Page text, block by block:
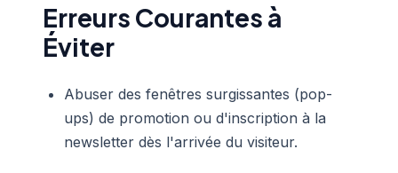
Erreurs Courantes à
Éviter
Abuser des fenêtres surgissantes (pop-
ups) de promotion ou d'inscription à la
newsletter dès l'arrivée du visiteur.